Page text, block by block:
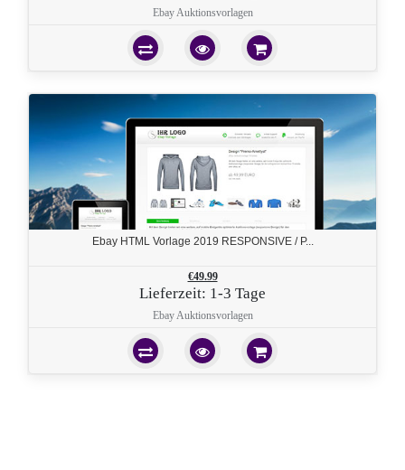
Ebay Auktionsvorlagen
Ebay HTML Vorlage 2019 RESPONSIVE / P...
€49.99
Lieferzeit: 1-3 Tage
Ebay Auktionsvorlagen